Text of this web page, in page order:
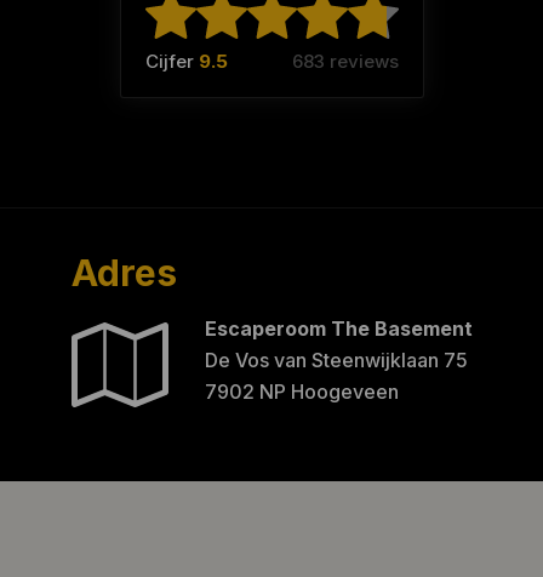
Cijfer 9.5 683 reviews
Adres
Escaperoom The Basement
De Vos van Steenwijklaan 75
7902 NP Hoogeveen